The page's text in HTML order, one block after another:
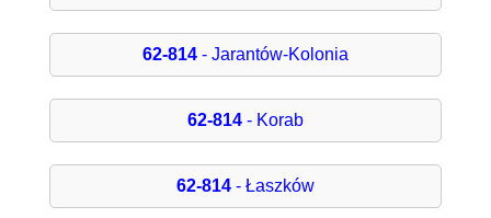
62-814- Jarantów-Kolonia
62-814- Korab
62-814- Łaszków